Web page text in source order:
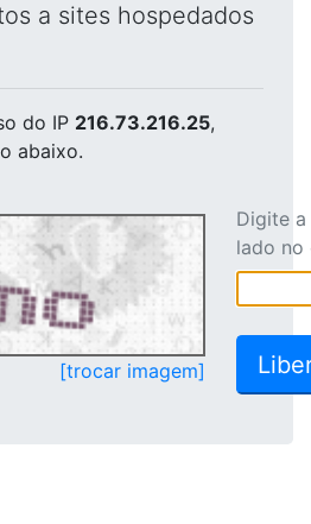
a sites hospedados
do IP 216.73.216.25,
abaixo.
[trocar imagem]
Digite
lado no